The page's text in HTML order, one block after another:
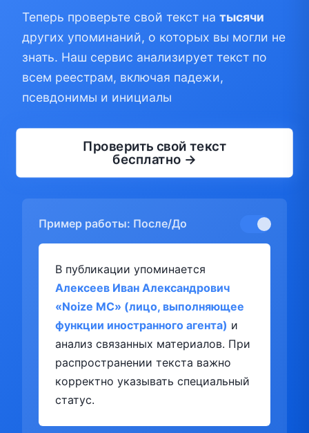
Теперь проверьте свой текст на тысячи
других упоминаний, о которых вы могли не
знать. Наш сервис анализирует текст по
всем реестрам, включая падежи,
псевдонимы и инициалы
Проверить свой текст
бесплатно →
Пример работы: После/До
В публикации упоминается
Алексеев Иван Александрович
«Noize MC» (лицо, выполняющее
функции иностранного агента) и
анализ связанных материалов. При
распространении текста важно
корректно указывать специальный
статус.